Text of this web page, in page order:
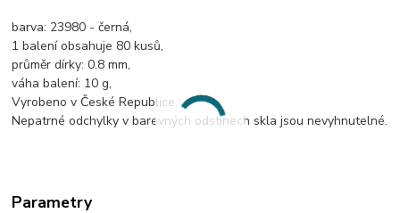
barva: 23980 - černá,
1 balení obsahuje 80 kusů,
průměr dírky: 0.8 mm,
váha balení: 10 g,
Vyrobeno v České Republice.
Nepatrné odchylky v barevných odstínech skla jsou nevyhnutelné.
Parametry